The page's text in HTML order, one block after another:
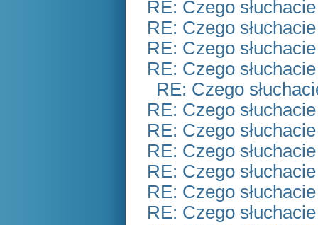
RE: Czego
RE: Czego
RE: Czego
RE: Czego
RE: Czego
RE: Czego
RE: Czego
RE: Czego
RE: Czego
RE: Czego
RE: Czego